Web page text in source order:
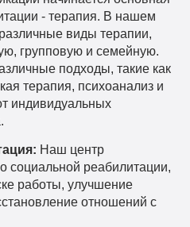
- терапия. В нашем
виды терапии,
групповую и семейную.
подходы, такие как
терапия, психоанализ и
индивидуальных
Наш центр
социальной реабилитации,
работы, улучшение
отношений с